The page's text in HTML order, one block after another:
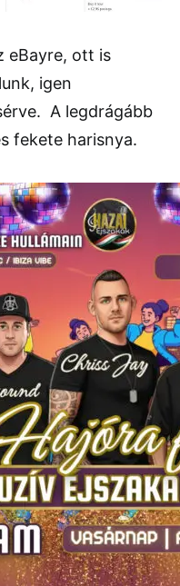
eBayre, ott is
igen
A legdrágább
fekete harisnya.